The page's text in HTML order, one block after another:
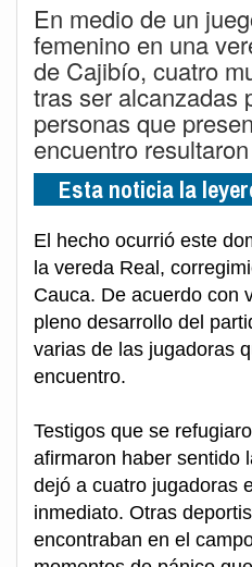
En medio de un
femenino en una
de Cajibío, cuatro
tras ser alcanzadas
personas que
encuentro
Esta noticia la
El hecho ocurrió este
la vereda Real,
Cauca. De acuerdo con
pleno desarrollo del
varias de las jugadoras
encuentro.
Testigos que se
afirmaron haber sentido
dejó a cuatro jugadoras
inmediato. Otras
encontraban en el